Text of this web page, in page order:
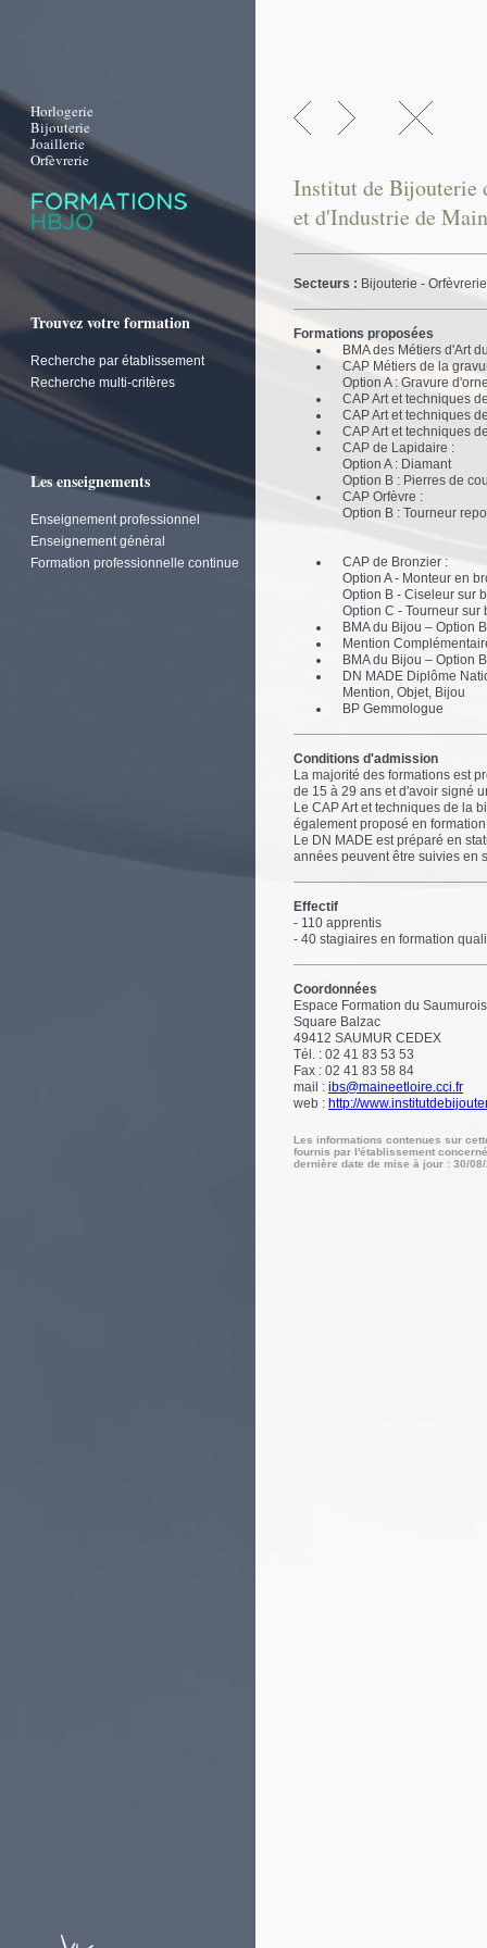
Horlogerie
Bijouterie
Joaillerie
Orfèvrerie
Trouvez votre formation
Recherche par établissement
Recherche multi-critères
Les enseignements
Enseignement professionnel
Enseignement général
Formation professionnelle continue
Institut de Bijouterie
et d'Industrie de
Secteurs : Bijouterie -
Formations proposées
BMA des Métiers d'Art
CAP Métiers de la
Option A : Gravure
CAP Art et techniques
CAP Art et techniques
CAP Art et techniques
CAP de Lapidaire :
Option A : Diamant
Option B : Pierres de
CAP Orfèvre :
Option B : Tourneur
CAP de Bronzier :
Option A - Monteur en
Option B - Ciseleur sur
Option C - Tourneur sur
BMA du Bijou – Option
Mention
BMA du Bijou – Option
DN MADE Diplôme
Mention, Objet, Bijou
BP Gemmologue
Conditions d'admission
La majorité des formations est
de 15 à 29 ans et d'avoir signé
Le CAP Art et techniques de la
également proposé en
Le DN MADE est préparé en
années peuvent être suivies en
Effectif
- 110 apprentis
- 40 stagiaires en formation
Coordonnées
Espace Formation du Saumurois
Square Balzac
49412 SAUMUR CEDEX
Tél. : 02 41 83 53 53
Fax : 02 41 83 58 84
mail : ibs@maineetloire.cci.fr
web : http://
Les informations contenues sur
fournis par l'établissement
dernière date de mise à jour : 30/